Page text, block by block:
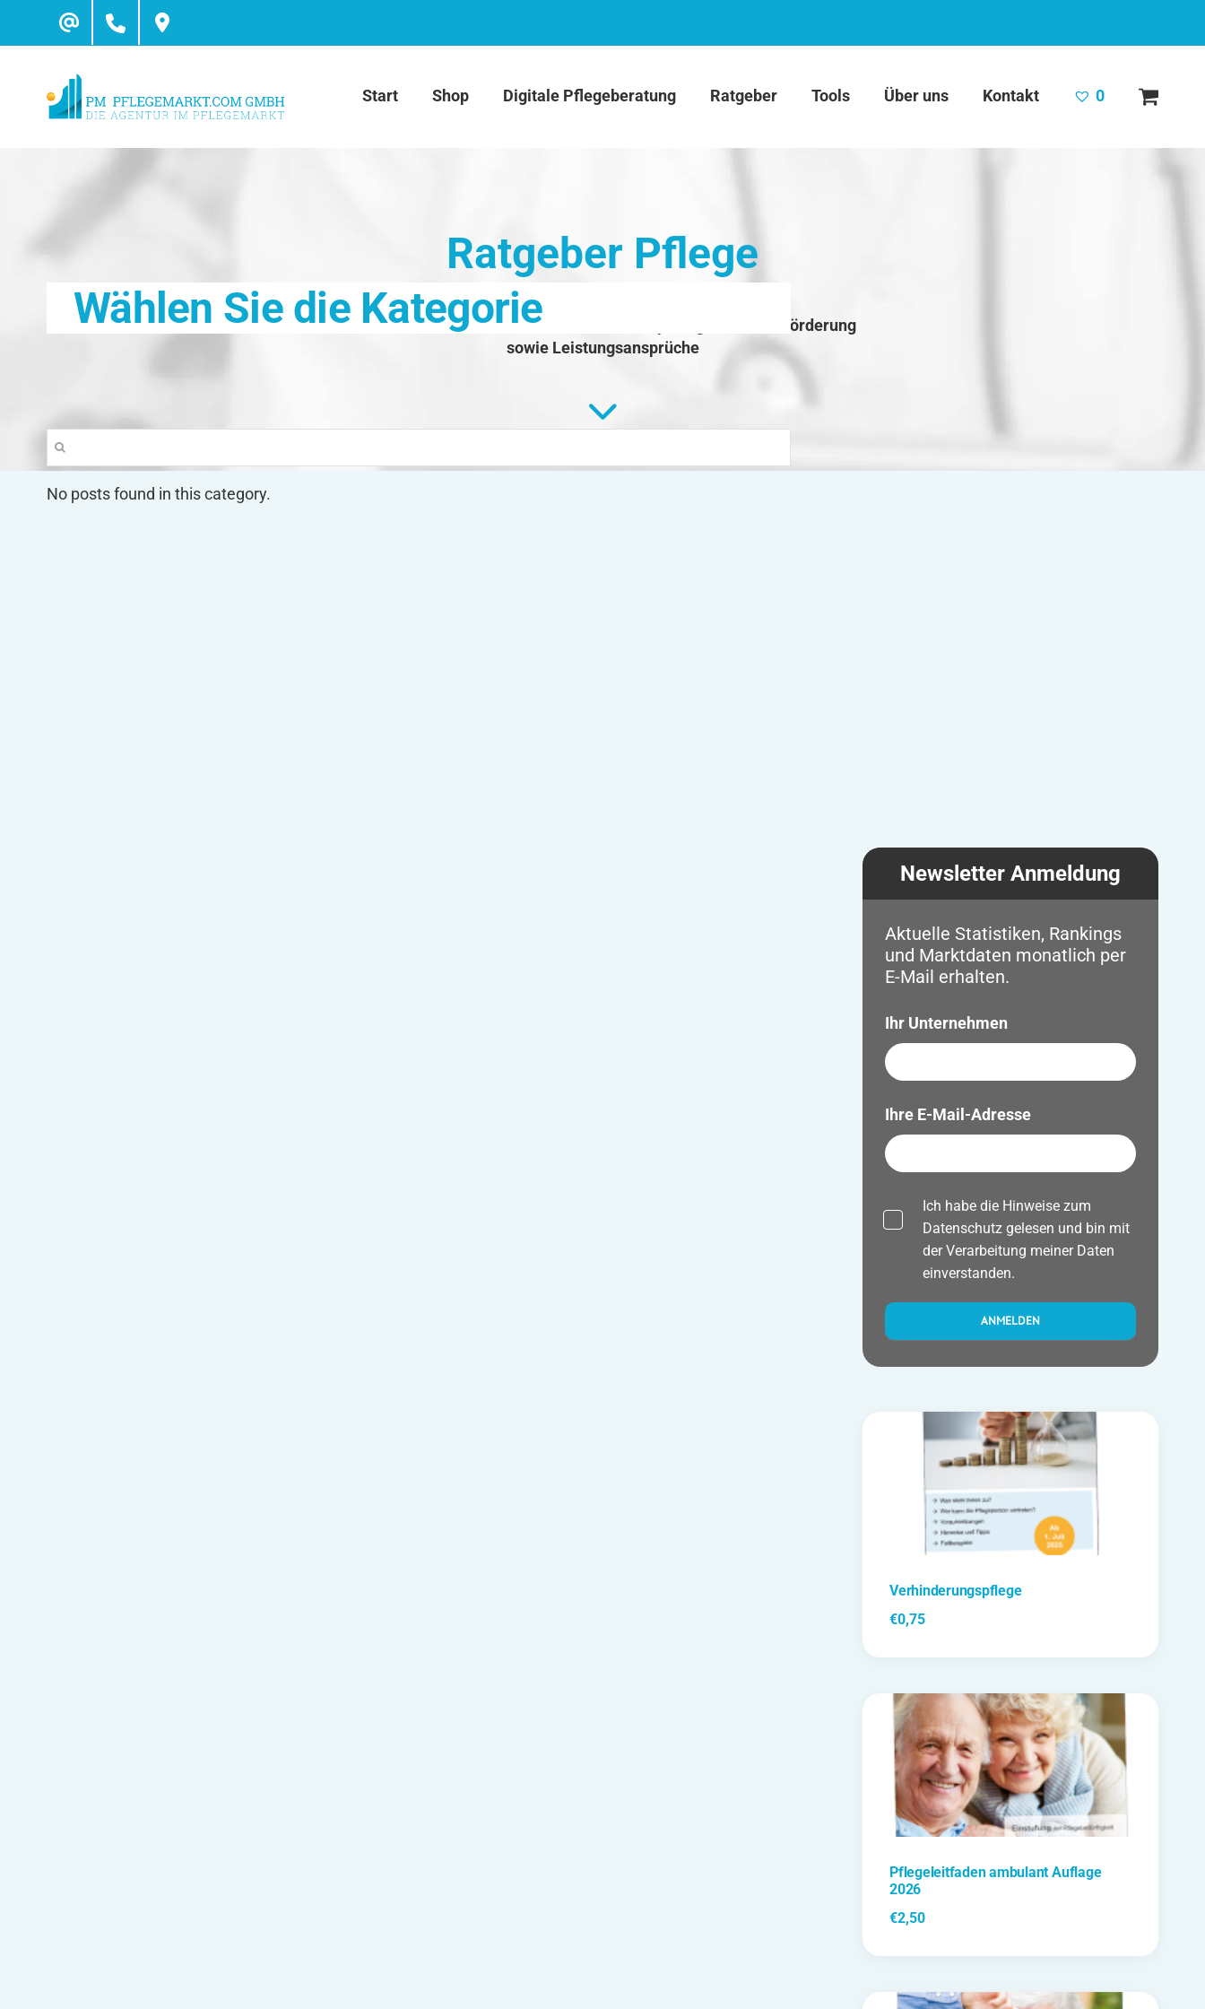
Start Shop Digitale Pflegeberatung Ratgeber Tools Über uns Kontakt 0
Ratgeber Pflege
Informationen zu Krankheitsbildern, Therapien, gesundheitsförderung
sowie Leistungsansprüche
Wählen Sie die Kategorie
nach:
No posts found in this category.
Newsletter Anmeldung
Aktuelle Statistiken, Rankings
und Marktdaten monatlich per
E-Mail erhalten.
Ihr Unternehmen
Ihre E-Mail-Adresse
Ich habe die Hinweise zum
Datenschutz gelesen und bin mit
der Verarbeitung meiner Daten
einverstanden.
Verhinderungspflege
€0,75
Pflegeleitfaden ambulant Auflage
2026
€2,50